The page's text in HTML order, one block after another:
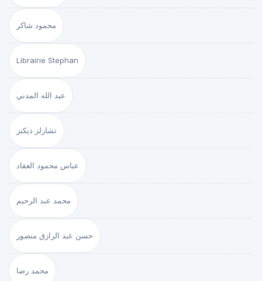
محمود شاكر
Librairie Stephan
عبد الله المدني
تشارلز ديكنز
عباس محمود العقاد
محمد عبد الرحيم
حسن عبد الرازق منصور
محمد رضا